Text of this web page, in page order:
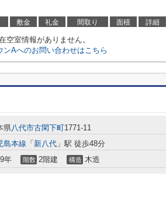
敷金 礼金 間取り 面積 詳細
空室情報がありません。
ンAへのお問い合わせはこちら
県八代市古閑下町1771-11
島本線 「 新八代 」駅 徒歩48分
年 階数 2階建 構造 木造